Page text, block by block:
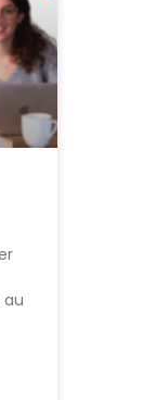
au